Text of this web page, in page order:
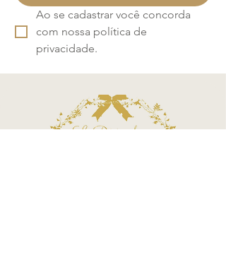
Ao se cadastrar você concorda
com nossa política de
privacidade.